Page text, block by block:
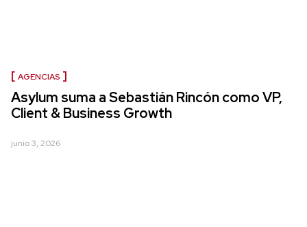
AGENCIAS
Asylum suma a Sebastián Rincón como VP,
Client & Business Growth
junio 3, 2026